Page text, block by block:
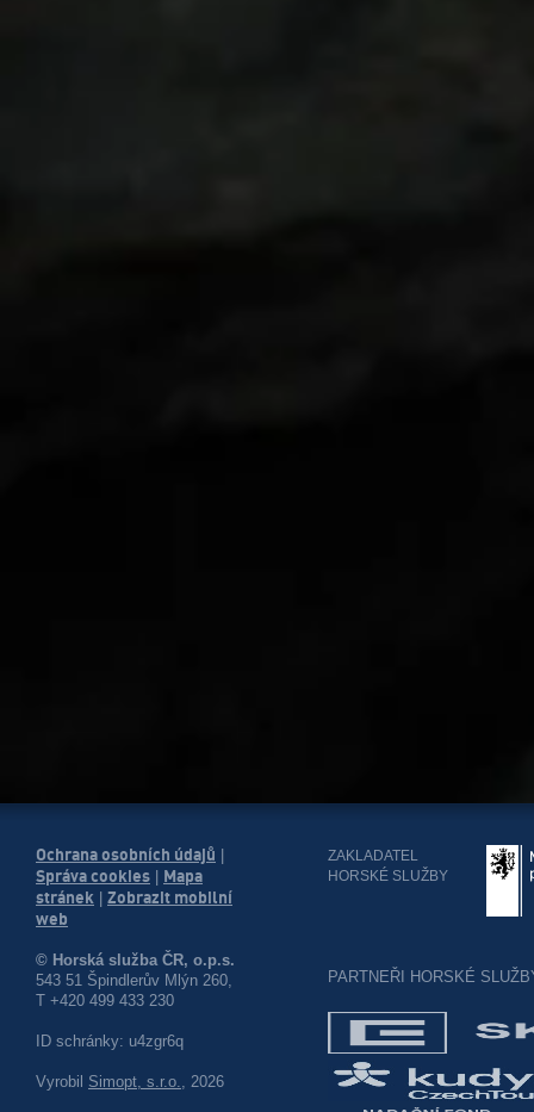
Ochrana osobních údajů
Správa cookies
Mapa
stránek
Zobrazit mobilní
web
© Horská služba ČR, o.p.s.
543 51 Špindlerův Mlýn 260,
T +420 499 433 230
ID schránky: u4zgr6q
Vyrobil Simopt, s.r.o., 2026
ZAKLADATEL
HORSKÉ SLUŽBY
PARTNEŘI HORSKÉ